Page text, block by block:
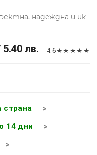
надеждна и ик
5.40 лв. 4.6★★ ★★ ★
страна
14 дни